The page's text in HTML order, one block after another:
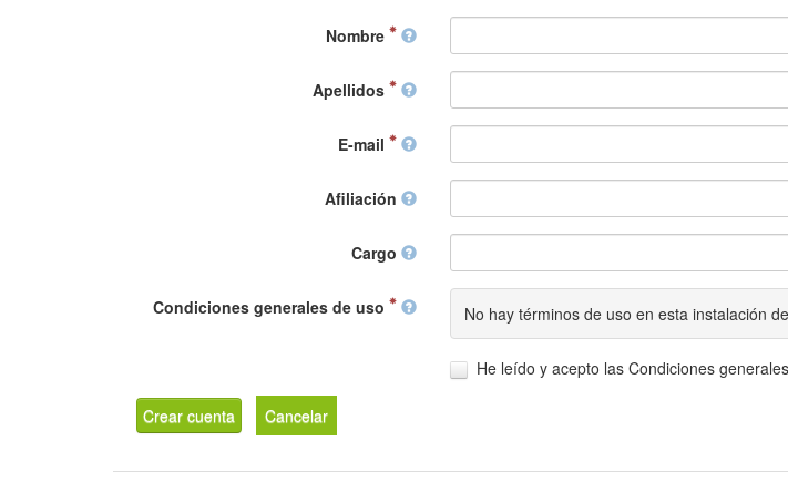
Nombre
Apellidos
E-mail
Afiliación
Cargo
Condiciones generales de uso No hay términos de uso en esta instalación
He leído y acepto las Condiciones
Crear cuenta Cancelar